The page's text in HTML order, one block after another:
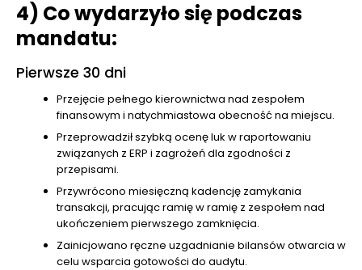
4) Co wydarzyło się podczas
mandatu:
Pierwsze 30 dni
Przejęcie pełnego kierownictwa nad zespołem
finansowym i natychmiastowa obecność na miejscu.
Przeprowadził szybką ocenę luk w raportowaniu
związanych z ERP i zagrożeń dla zgodności z
przepisami.
Przywrócono miesięczną kadencję zamykania
transakcji, pracując ramię w ramię z zespołem nad
ukończeniem pierwszego zamknięcia.
Zainicjowano ręczne uzgadnianie bilansów otwarcia w
celu wsparcia gotowości do audytu.